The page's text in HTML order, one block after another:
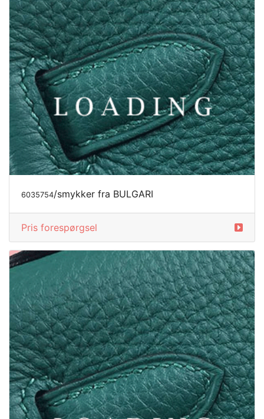
6035764 /smykker fra BULGARI
Pris forespørgsel
6035754/smykker fra BULGARI